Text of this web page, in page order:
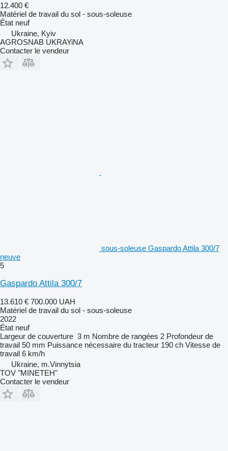
12.400 €
Matériel de travail du sol - sous-soleuse
État neuf
Ukraine, Kyiv
AGROSNAB UKRAYiNA
Contacter le vendeur
sous-soleuse Gaspardo Attila 300/7
neuve
5
Gaspardo Attila 300/7
13.610 € 700.000 UAH
Matériel de travail du sol - sous-soleuse
2022
État neuf
Largeur de couverture 3 m Nombre de rangées 2 Profondeur de
travail 50 mm Puissance nécessaire du tracteur 190 ch Vitesse de
travail 6 km/h
Ukraine, m.Vinnytsia
TOV "MINETEH"
Contacter le vendeur